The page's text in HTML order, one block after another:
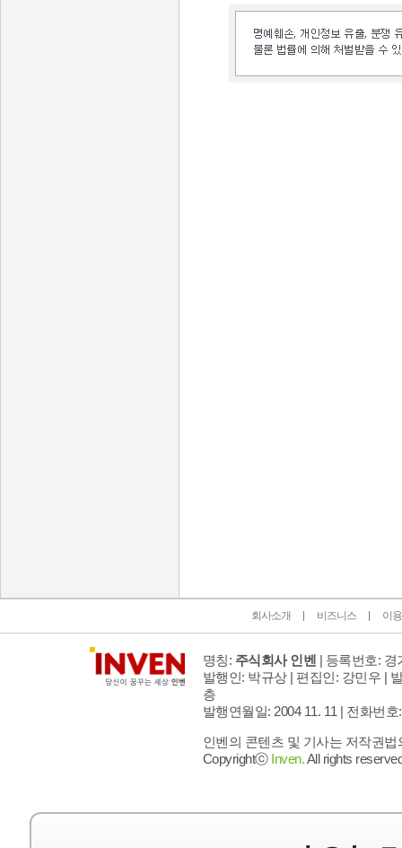
회사소개 비즈니스 이
명칭: 주식회사 인벤 | 등록번호: 경
발행인: 박규상 | 편집인: 강민우 |
층
발행연월일: 2004 11. 11 | 전화번호
인벤의 콘텐츠 및 기사는 저작권
Copyrightⓒ Inven.All rights